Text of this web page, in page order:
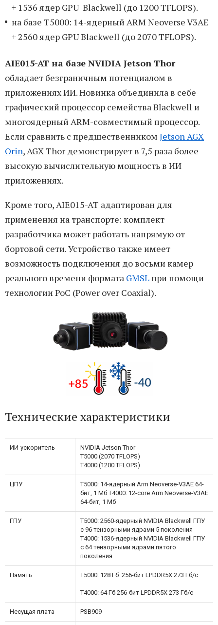
+ 1536 ядер GPU Blackwell (до 1200 TFLOPS).
на базе T5000: 14-ядерный ARM Neoverse V3AE
+ 2560 ядер GPU Blackwell (до 2070 TFLOPS).
AIE015-AT на базе NVIDIA Jetson Thor
обладает безграничным потенциалом в
приложениях ИИ. Новинка объединила в себе
графический процессор семейства Blackwell и
многоядерный ARM-совместимый процессор.
Если сравнить с предшественником Jetson AGX
Orin, AGX Thor демонстрирует в 7,5 раза более
высокую вычислительную мощность в ИИ
приложениях.
Кроме того, AIE015-AT адаптирован для
применения на транспорте: комплект
разработчика может работать напрямую от
бортовой сети. Устройство также имеет
возможность подключения до восьми камер
реального времени формата GMSL при помощи
технологии PoC (Power over Coaxial).
Технические характеристики
ИИ-ускоритель
NVIDIA Jetson Thor
T5000 (2070 TFLOPS)
T4000 (1200 TFLOPS)
ЦПУ
T5000: 14-ядерный Arm Neoverse-V3AE 64-
бит, 1 Мб T4000: 12-core Arm Neoverse-V3AE
64-бит, 1 Mб
ГПУ
T5000: 2560-ядерный NVIDIA Blackwell ГПУ
с 96 тензорными ядрами 5 поколения
T4000: 1536-ядерный NVIDIA Blackwell ГПУ
с 64 тензорными ядрами пятого
поколения
Память T5000: 128 Гб 256-бит LPDDR5X 273 Гб/с
T4000: 64 Гб 256-бит LPDDR5X 273 Гб/с
Несущая плата PSB909